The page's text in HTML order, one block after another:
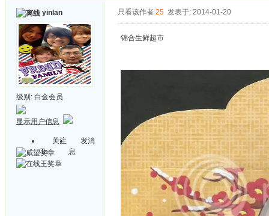
yinlan
级别: 白金会员
显示用户信息
关注
Ta
发消
息
只看该作者 25 发表于: 2014-01-20
锦合生鲜超市